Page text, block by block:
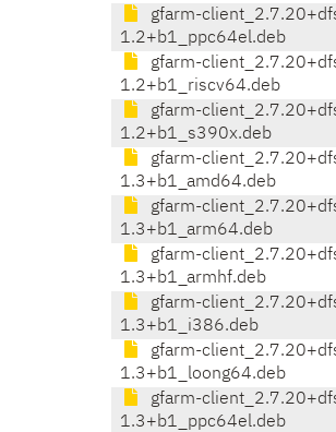
gfarm-
1.2+b1_ppc64el.deb
gfarm-
1.2+b1_riscv64.deb
gfarm-
1.2+b1_s390x.deb
gfarm-
1.3+b1_amd64.deb
gfarm-
1.3+b1_arm64.deb
gfarm-
1.3+b1_armhf.deb
gfarm-
1.3+b1_i386.deb
gfarm-
1.3+b1_loong64.deb
gfarm-
1.3+b1_ppc64el.deb